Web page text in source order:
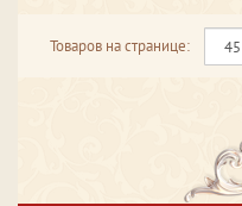
Товаров на странице: